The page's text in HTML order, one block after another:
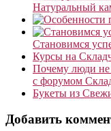
Натуральный
Становимся
Курсы на
Почему люди не
с форумом
Букеты из
Добавить